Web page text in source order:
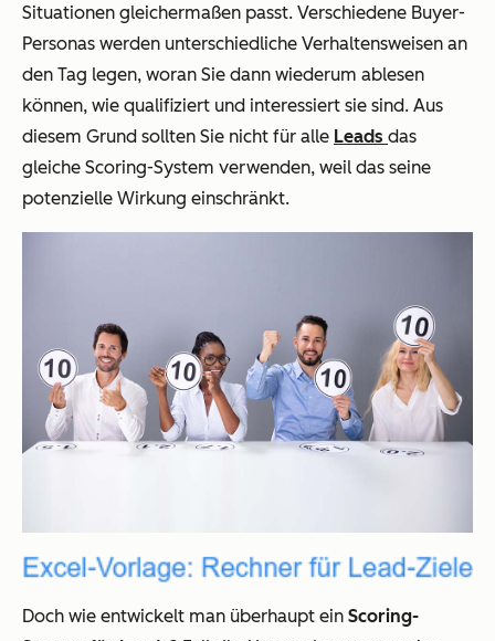
Situationen gleichermaßen passt. Verschiedene Buyer-
Personas werden unterschiedliche Verhaltensweisen an
den Tag legen, woran Sie dann wiederum ablesen
können, wie qualifiziert und interessiert sie sind. Aus
diesem Grund sollten Sie nicht für alle Leads das
gleiche Scoring-System verwenden, weil das seine
potenzielle Wirkung einschränkt.
Doch wie entwickelt man überhaupt ein Scoring-